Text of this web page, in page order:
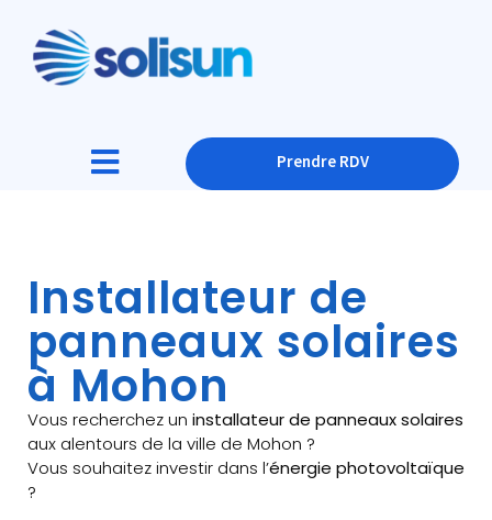
Prendre RDV
Installateur de
panneaux solaires
à Mohon
Vous recherchez un installateur de panneaux solaires
aux alentours de la ville de Mohon ?
Vous souhaitez investir dans l’énergie photovoltaïque
?